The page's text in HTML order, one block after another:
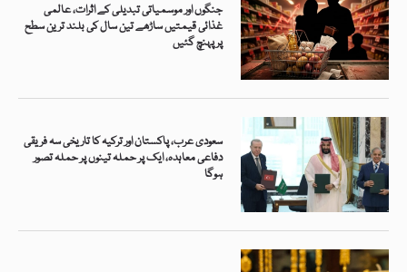
جنگوں اور موسمیاتی تبدیلی کے اثرات، عالمی
غذائی قیمتیں ساڑھے تین سال کی بلند ترین سطح
پر پہنچ گئیں
سعودی عرب، پاکستان اور ترکیہ کا تاریخی سہ فریقی
دفاعی معاہدہ، ایک پر حملہ تینوں پر حملہ تصور
ہوگا